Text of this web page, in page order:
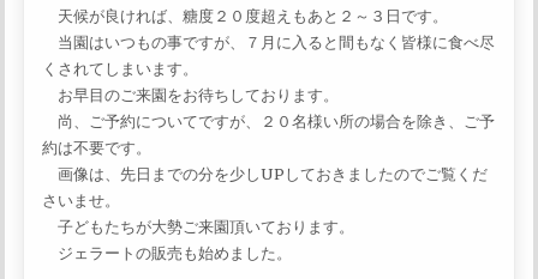
天候が良ければ、糖度２０度超えもあと２～３日です。
当園はいつもの事ですが、７月に入ると間もなく皆様に食べ尽
くされてしまいます。
お早目のご来園をお待ちしております。
尚、ご予約についてですが、２０名様い所の場合を除き、ご予
約は不要です。
画像は、先日までの分を少しUPしておきましたのでご覧くだ
さいませ。
子どもたちが大勢ご来園頂いております。
ジェラートの販売も始めました。